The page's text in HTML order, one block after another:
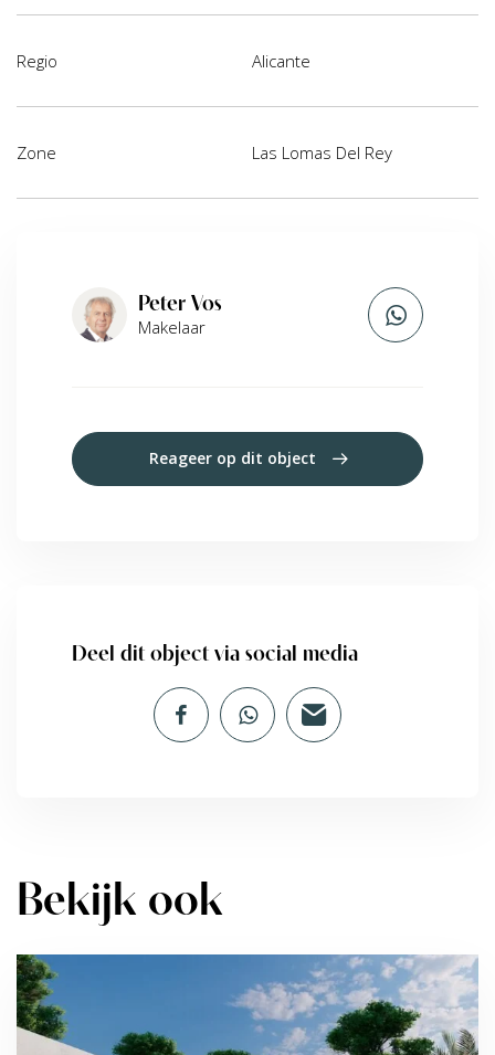
Regio Alicante
Zone Las Lomas Del Rey
Peter Vos
Makelaar
Reageer op dit object
Deel dit object via social media
Bekijk ook